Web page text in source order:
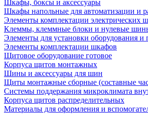
Шкафы, боксы и аксессуары
Шкафы напольные для автоматизации и
Элементы комплектации электрических
Клеммы, клеммные блоки и нулевые
Элементы для установки оборудования и
Элементы комплектации шкафов
Щитовое оборудование готовое
Корпуса щитов монтажных
Шины и аксессуары для шин
Щиты монтажные сборные (составные
Системы поддержания микроклимата
Корпуса щитов распределительных
Материалы для оформления и